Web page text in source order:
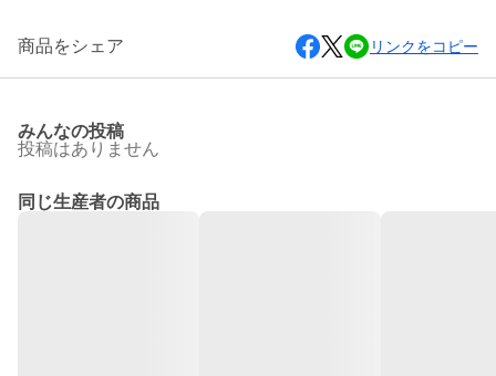
商品をシェア リンクをコピー
みんなの投稿
投稿はありません
同じ生産者の商品